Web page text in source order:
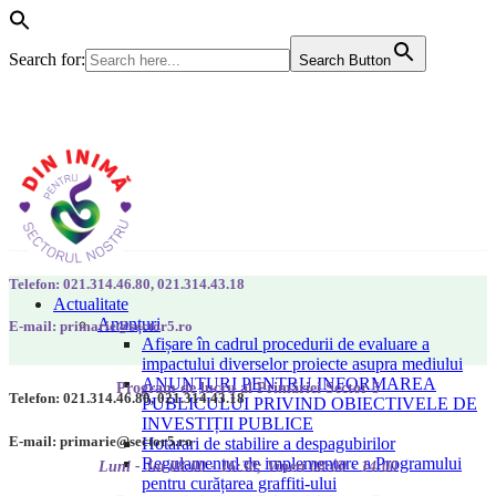
Search for: Search Button
Actualitate
Anunțuri
Afișare în cadrul procedurii de evaluare a
impactului diverselor proiecte asupra mediului
ANUNȚURI PENTRU INFORMAREA
PUBLICULUI PRIVIND OBIECTIVELE DE
INVESTIȚII PUBLICE
Hotarari de stabilire a despagubirilor
Regulamentul de implementare a Programului
pentru curățarea graffiti-ului
Telefon: 021.314.46.80, 021.314.43.18
E-mail: primarie@sector5.ro
Program de lucru al Primăriei Sector 5
Luni - Joi 08:00 - 16:30; Vineri 08:00 - 14:00
Telefon: 021.314.46.80, 021.314.43.18
E-mail: primarie@sector5.ro